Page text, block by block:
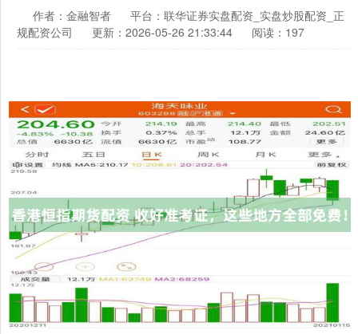
作者：金融智者
平台：联华证券实盘配资_实盘炒股配资_正
规配资公司
更新：2026-05-26 21:33:44 阅读：197